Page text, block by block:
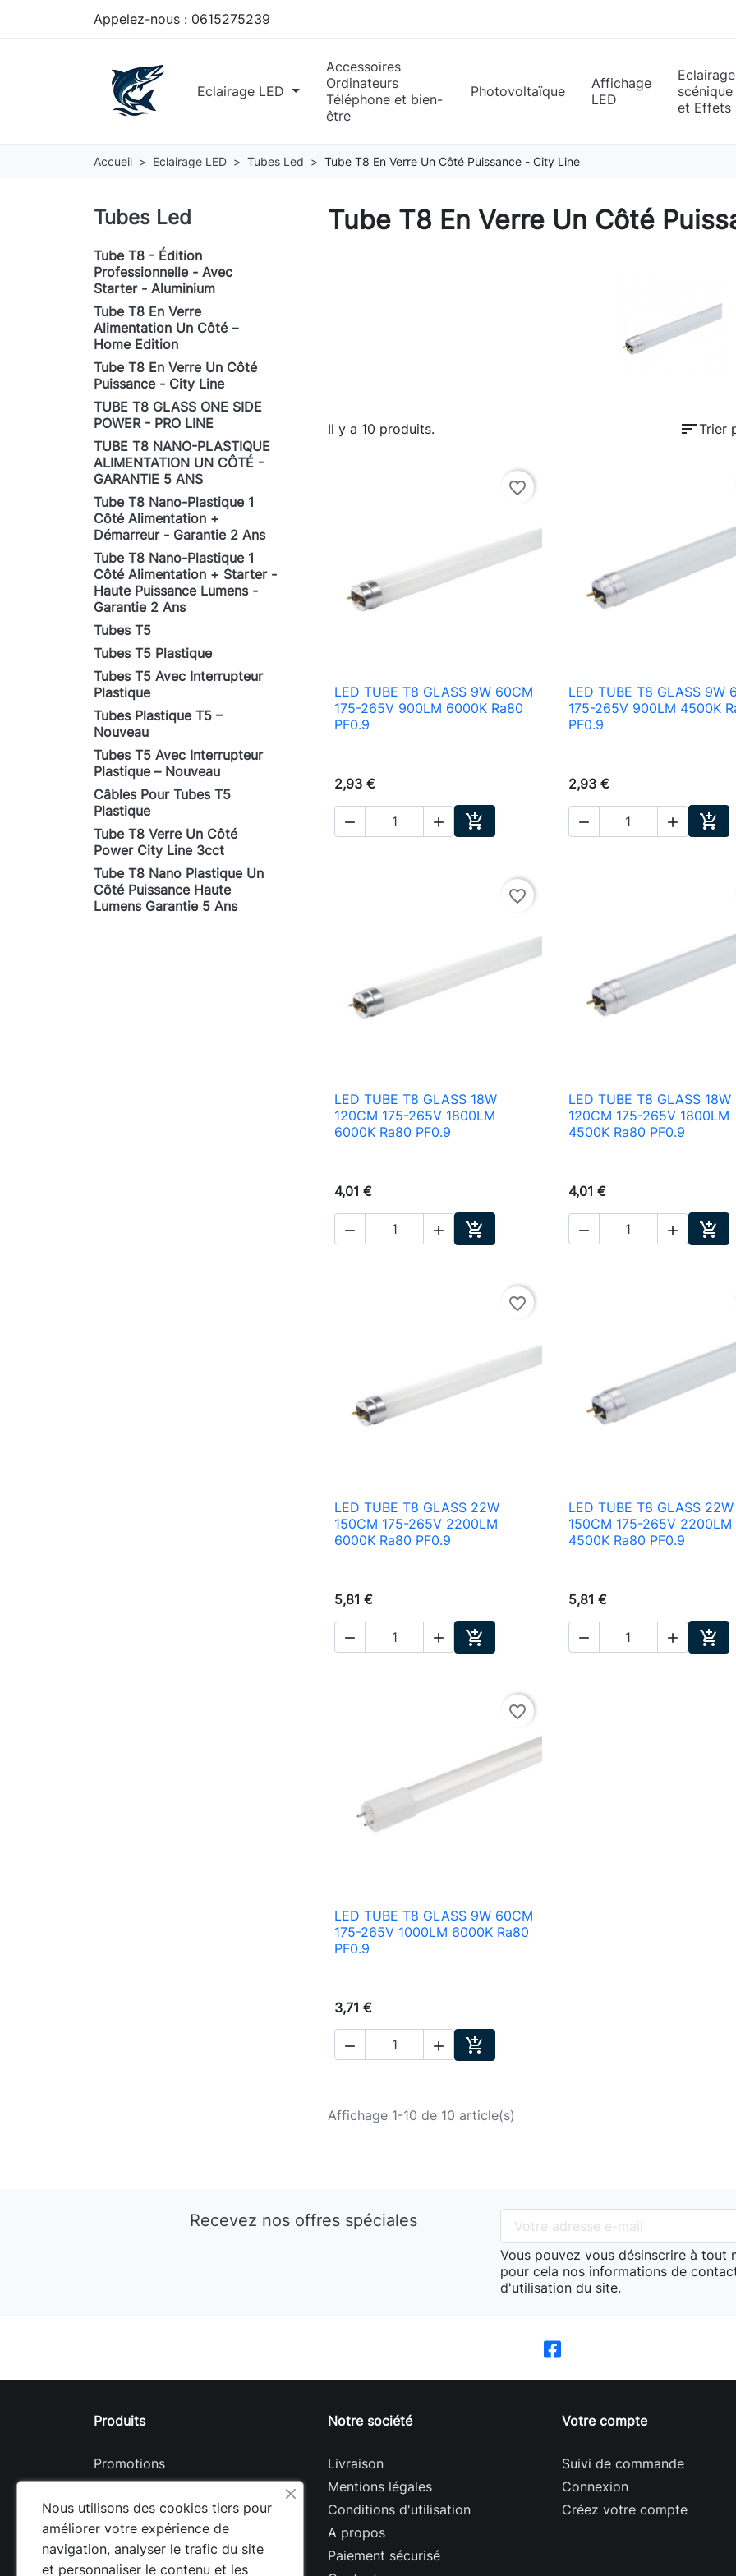
Appelez-nous : 0615275239
Eclairage LED
Accessoires
Ordinateurs
Téléphone et bien-
être
Photovoltaïque
Affichage
LED
Eclairage
scénique
et Effets
Accueil Eclairage LED Tubes Led Tube T8 En Verre Un Côté Puissance - City Line
Tubes Led
Tube T8 - Édition
Professionnelle - Avec
Starter - Aluminium
Tube T8 En Verre
Alimentation Un Côté –
Home Edition
Tube T8 En Verre Un Côté
Puissance - City Line
TUBE T8 GLASS ONE SIDE
POWER - PRO LINE
TUBE T8 NANO-PLASTIQUE
ALIMENTATION UN CÔTÉ -
GARANTIE 5 ANS
Tube T8 Nano-Plastique 1
Côté Alimentation +
Démarreur - Garantie 2 Ans
Tube T8 Nano-Plastique 1
Côté Alimentation + Starter -
Haute Puissance Lumens -
Garantie 2 Ans
Tubes T5
Tubes T5 Plastique
Tubes T5 Avec Interrupteur
Plastique
Tubes Plastique T5 –
Nouveau
Tubes T5 Avec Interrupteur
Plastique – Nouveau
Câbles Pour Tubes T5
Plastique
Tube T8 Verre Un Côté
Power City Line 3cct
Tube T8 Nano Plastique Un
Côté Puissance Haute
Lumens Garantie 5 Ans
Tube T8 En Verre Un Côté
Il y a 10 produits. sortTrier
favorite_border
 Aperçu rapide
LED TUBE T8 GLASS 9W 60CM
175-265V 900LM 6000K Ra80
PF0.9
2,93 €
  
Ajouter au panier
 Aperçu rapide
LED TUBE T8 GLASS 9W
175-265V 900LM 4500K
PF0.9
2,93 €
  
favorite_border
 Aperçu rapide
LED TUBE T8 GLASS 18W
120CM 175-265V 1800LM
6000K Ra80 PF0.9
4,01 €
  
Ajouter au panier
 Aperçu rapide
LED TUBE T8 GLASS 18W
120CM 175-265V 1800LM
4500K Ra80 PF0.9
4,01 €
  
favorite_border
 Aperçu rapide
LED TUBE T8 GLASS 22W
150CM 175-265V 2200LM
6000K Ra80 PF0.9
5,81 €
  
Ajouter au panier
 Aperçu rapide
LED TUBE T8 GLASS 22W
150CM 175-265V 2200LM
4500K Ra80 PF0.9
5,81 €
  
favorite_border
 Aperçu rapide
LED TUBE T8 GLASS 9W 60CM
175-265V 1000LM 6000K Ra80
PF0.9
3,71 €
  
Ajouter au panier
Affichage 1-10 de 10 article(s)
Recevez nos offres spéciales
Vous pouvez vous désinscrire à tout
pour cela nos informations de
d'utilisation du site.
Produits
Promotions
Nouveaux produits
Meilleures ventes
Notre société
Livraison
Mentions légales
Conditions d'utilisation
A propos
Paiement sécurisé
Votre compte
Suivi de commande
Connexion
Créez votre compte
Nous utilisons des cookies tiers pour
améliorer votre expérience de
navigation, analyser le trafic du site
et personnaliser le contenu et les